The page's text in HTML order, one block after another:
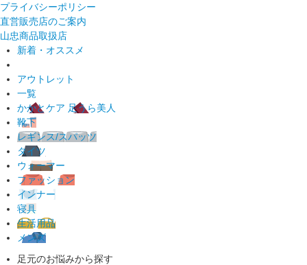
プライバシーポリシー
直営販売店のご案内
山忠商品取扱店
新着・オススメ
アウトレット
一覧
かかとケア 足うら美人
靴下
レギンス/スパッツ
タイツ
ウォーマー
ファッション
インナー
寝具
生活用品
メンズ
足元のお悩みから探す